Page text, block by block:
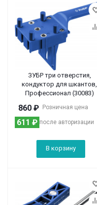
ЗУБР три отверстия,
кондуктор для шкантов,
Профессионал (30083)
Розничная цена
860 ₽
после авторизации
611 ₽
В корзину